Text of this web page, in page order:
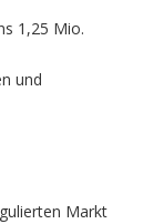
1,25 Mio.
und
Markt